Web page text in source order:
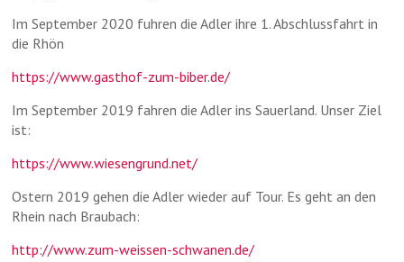
Im September 2020 fuhren die Adler ihre 1. Abschlussfahrt in
die Rhön
https://www.gasthof-zum-biber.de/
Im September 2019 fahren die Adler ins Sauerland. Unser Ziel
ist:
https://www.wiesengrund.net/
Ostern 2019 gehen die Adler wieder auf Tour. Es geht an den
Rhein nach Braubach:
http://www.zum-weissen-schwanen.de/